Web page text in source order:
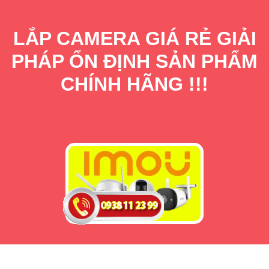
LẮP CAMERA GIÁ RẺ GIẢI
PHÁP ỔN ĐỊNH SẢN PHẨM
CHÍNH HÃNG !!!